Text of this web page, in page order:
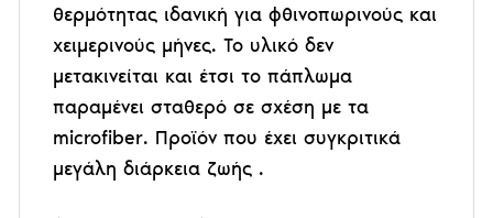
θερμότητας ιδανική για φθινοπωρινούς και
χειμερινούς μήνες. Το υλικό δεν
μετακινείται και έτσι το πάπλωμα
παραμένει σταθερό σε σχέση με τα
microfiber. Προϊόν που έχει συγκριτικά
μεγάλη διάρκεια ζωής .